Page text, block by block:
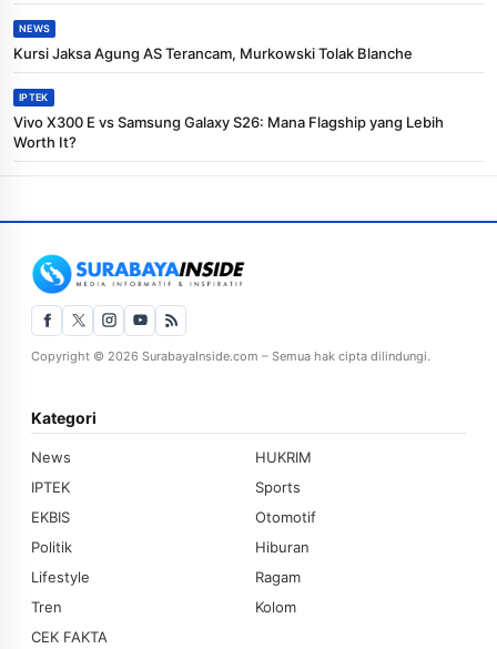
NEWS
Kursi Jaksa Agung AS Terancam, Murkowski Tolak Blanche
IPTEK
Vivo X300 E vs Samsung Galaxy S26: Mana Flagship yang Lebih
Worth It?
Copyright © 2026 SurabayaInside.com – Semua hak cipta dilindungi.
Kategori
News
HUKRIM
IPTEK
Sports
EKBIS
Otomotif
Politik
Hiburan
Lifestyle
Ragam
Tren
Kolom
CEK FAKTA